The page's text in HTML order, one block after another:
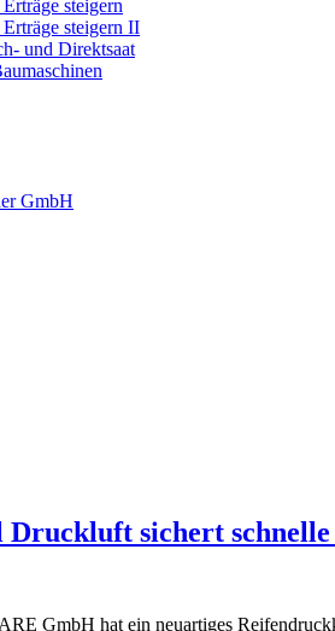
steigern
steigern II
und Direktsaat
GmbH
sichert
GmbH hat ein neuartiges